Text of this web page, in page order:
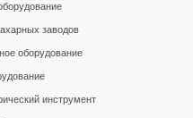
заводов
оборудование
инструмент